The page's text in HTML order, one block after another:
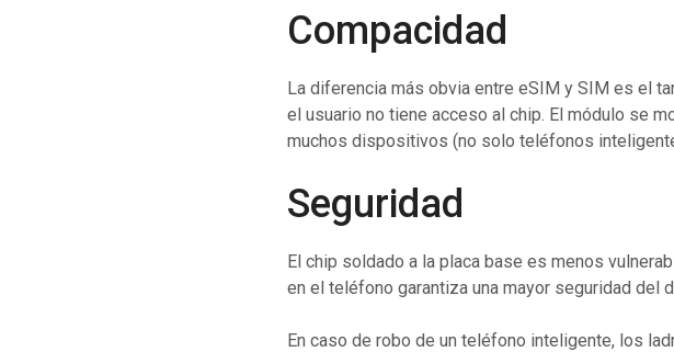
Compacidad
La diferencia más obvia entre eSIM y SIM es el
el usuario no tiene acceso al chip. El módulo se
muchos dispositivos (no solo teléfonos
Seguridad
El chip soldado a la placa base es menos
en el teléfono garantiza una mayor seguridad del
En caso de robo de un teléfono inteligente, los